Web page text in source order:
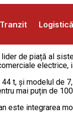
Tranzit Logistică
de piață al
electrice,
44 t, și modelul
mai puțin de
este integrarea